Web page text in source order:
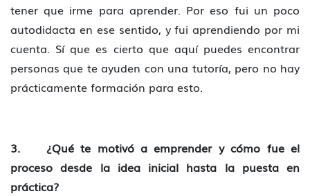
tener que irme para aprender. Por eso fui un poco
autodidacta en ese sentido, y fui aprendiendo por mi
cuenta. Sí que es cierto que aquí puedes encontrar
personas que te ayuden con una tutoría, pero no hay
prácticamente formación para esto.
3. ¿Qué te motivó a emprender y cómo fue el
proceso desde la idea inicial hasta la puesta en
práctica?